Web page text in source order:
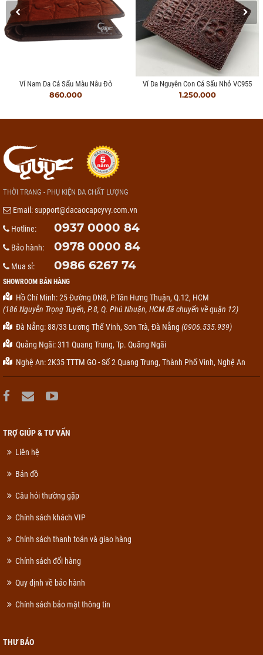
Ví Nam Da Cá Sấu Màu Nâu Đỏ
860.000
Ví Da Nguyên Con Cá Sấu Nhỏ VC955
1.250.000
THỜI TRANG - PHỤ KIỆN DA CHẤT LƯỢNG
Email:support@dacaocapcyvy.com.vn
Hotline:
0937 0000 84
Bảo hành: 0978 0000 84
Mua sỉ: 0986 6267 74
SHOWROOM BÁN HÀNG
Hồ Chí Minh: 25 Đường DN8, P.Tân Hưng Thuận, Q.12, HCM
(186 Nguyễn Trọng Tuyển, P.8, Q. Phú Nhuận, HCM đã chuyển về quận 12)
Đà Nẵng: 88/33 Lương Thế Vinh, Sơn Trà, Đà Nẵng (0906.535.939)
Quảng Ngãi: 311 Quang Trung, Tp. Quãng Ngãi
Nghệ An: 2K35 TTTM GO - Số 2 Quang Trung, Thành Phố Vinh, Nghệ An
TRỢ GIÚP & TƯ VẤN
Liên hệ
Bản đồ
Câu hỏi thường gặp
Chính sách khách VIP
Chính sách thanh toán và giao hàng
Chính sách đổi hàng
Quy định về bảo hành
Chính sách bảo mật thông tin
THƯ BÁO